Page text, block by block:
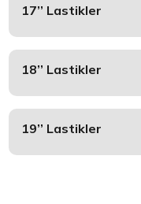
17’’ Lastikler
18’’ Lastikler
19’’ Lastikler